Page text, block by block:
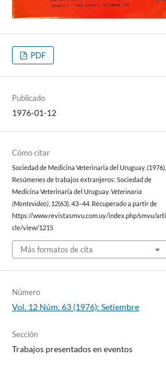
PDF
Publicado
1976-01-12
Cómo citar
Sociedad de Medicina Veterinaria del Uruguay. (1976).
Resúmenes de trabajos extranjeros: Sociedad de
Medicina Veterinaria del Uruguay.Veterinaria
(Montevideo) 12(63), 43–44. Recuperado a partir de
https://www.revistasmvu.com.uy/index.php/smvu/arti
cle/view/1215
Más formatos de cita
Número
Vol. 12 Núm. 63 (1976): Setiembre
Sección
Trabajos presentados en eventos